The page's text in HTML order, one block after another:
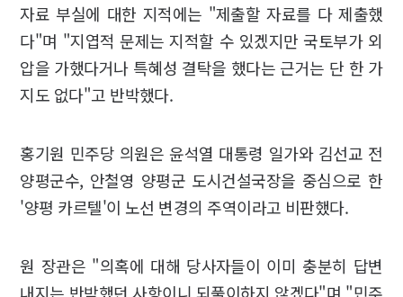
자료 부실에 대한 지적에는 "제출할 자료를 다 제출했
다"며 "지엽적 문제는 지적할 수 있겠지만 국토부가 외
압을 가했다거나 특혜성 결탁을 했다는 근거는 단 한 가
지도 없다"고 반박했다.
홍기원 민주당 의원은 윤석열 대통령 일가와 김선교 전
양평군수, 안철영 양평군 도시건설국장을 중심으로 한
'양평 카르텔'이 노선 변경의 주역이라고 비판했다.
원 장관은 "의혹에 대해 당사자들이 이미 충분히 답변